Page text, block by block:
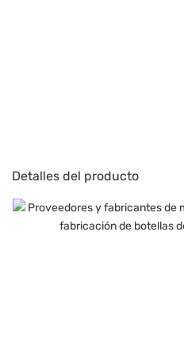
Detalles del producto